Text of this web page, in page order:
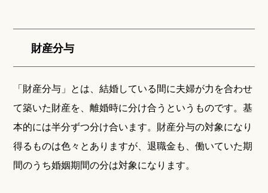
財産分与
「財産分与」とは、結婚している間に夫婦が力を合わせ
て築いた財産を、離婚時に分け合うというものです。基
本的には半分ずつ分け合います。財産分与の対象になり
得るものは色々とありますが、退職金も、働いていた期
間のうち婚姻期間の分は対象になります。